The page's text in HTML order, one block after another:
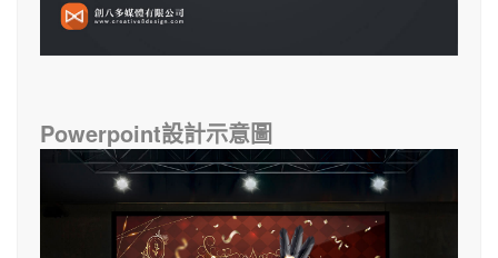
Powerpoint設計示意圖